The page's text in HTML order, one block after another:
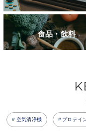
食品・飲料
空気清浄機 プロテイ